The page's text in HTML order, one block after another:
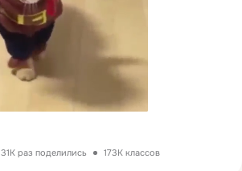
31K раз поделились 173K классов